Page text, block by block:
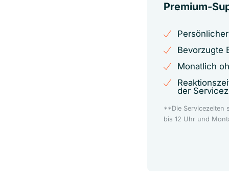
Premium-
Bevorzugte
Monatlich
der
**Die Servicezeiten
bis 12 Uhr und